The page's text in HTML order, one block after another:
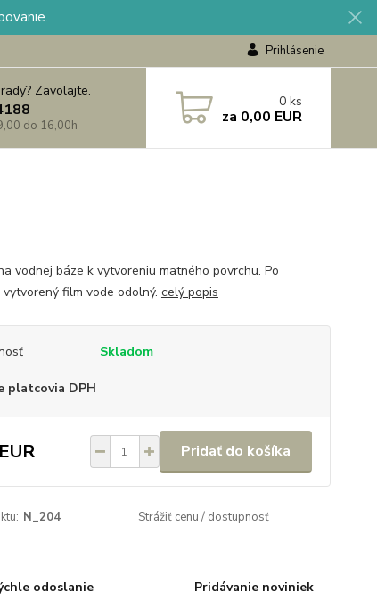
Prihlásenie
Zavolajte.
do 16,00h
0 ks
za 0,00 EUR
vodnej báze k vytvoreniu matného povrchu. Po
film vode odolný. celý popis
Skladom
platcovia DPH
Pridať do košíka
N_204 Strážiť cenu / dostupnosť
odoslanie
Pridávanie noviniek